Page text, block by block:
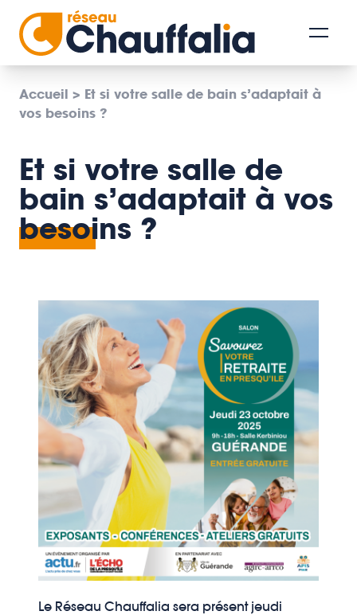
Accueil > Et si votre salle de bain s’adaptait à
vos besoins ?
Et si votre salle de
bain s’adaptait à vos
besoins ?
Le Réseau Chauffalia sera présent jeudi